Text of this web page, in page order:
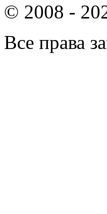
© 2008 -
Все права